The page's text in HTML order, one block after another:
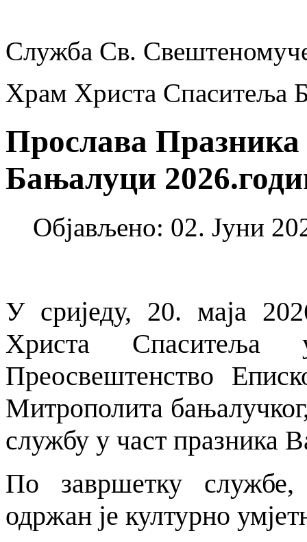
Служба Св.
Храм Христа Спаситеља
Прослава Празника
Бањалуци
Објављено: 02. Јуни
У сриједу, 20. маја
Христа
Преосвештенство
Митрополита
службу у част празника
По завршетку
одржан је културно